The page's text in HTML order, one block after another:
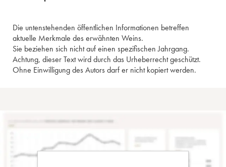
Die untenstehenden öffentlichen Informationen betreffen
aktuelle Merkmale des erwähnten Weins.
Sie beziehen sich nicht auf einen spezifischen Jahrgang.
Achtung, dieser Text wird durch das Urheberrecht geschützt.
Ohne Einwilligung des Autors darf er nicht kopiert werden.